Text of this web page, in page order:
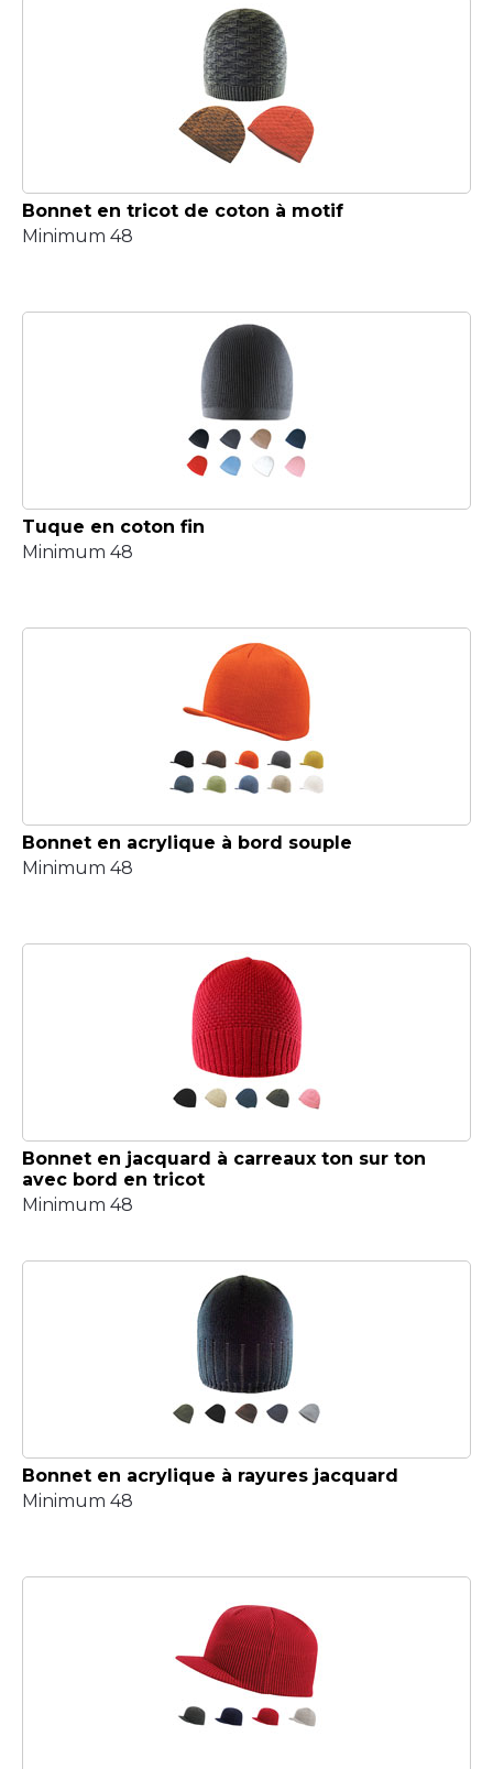
Bonnet en tricot de coton à motif
Minimum 48
Tuque en coton fin
Minimum 48
Bonnet en acrylique à bord souple
Minimum 48
Bonnet en jacquard à carreaux ton sur ton
avec bord en tricot
Minimum 48
Bonnet en acrylique à rayures jacquard
Minimum 48